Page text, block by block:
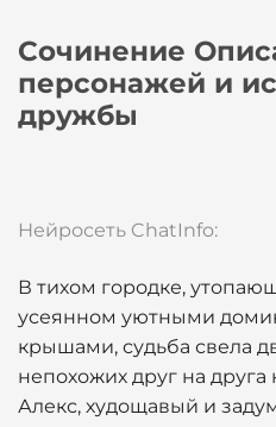
Сочинение
персонажей и
дружбы
Нейросеть ChatInfo:
В тихом городке,
усеянном уютными
крышами, судьба свела
непохожих друг на
Алекс, худощавый и